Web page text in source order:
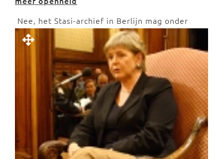
Nee, het Stasi-archief in Berlijn mag onder